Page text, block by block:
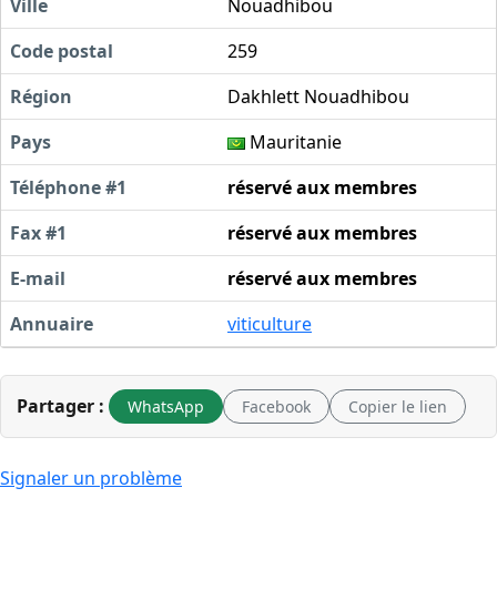
Ville
Nouadhibou
Code postal
259
Région
Dakhlett Nouadhibou
Pays
Mauritanie
Téléphone #1
réservé aux membres
Fax #1
réservé aux membres
E-mail
réservé aux membres
Annuaire
viticulture
Partager : WhatsApp Facebook Copier le lien
Signaler un problème